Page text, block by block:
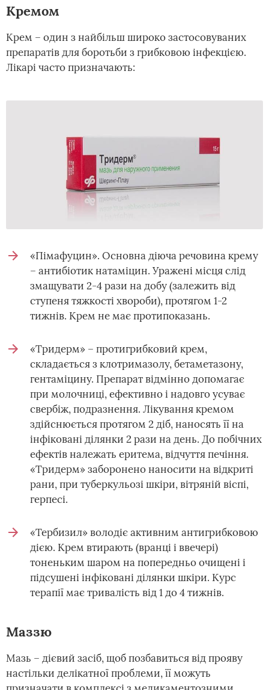
Кремом
Крем – один з найбільш широко застосовуваних
препаратів для боротьби з грибковою інфекцією.
Лікарі часто призначають:
«Пімафуцин». Основна діюча речовина крему
– антибіотик натаміцин. Уражені місця слід
змащувати 2-4 рази на добу (залежить від
ступеня тяжкості хвороби), протягом 1-2
тижнів. Крем не має протипоказань.
«Тридерм» – протигрибковий крем,
складається з клотримазолу, бетаметазону,
гентаміцину. Препарат відмінно допомагає
при молочниці, ефективно і надовго усуває
свербіж, подразнення. Лікування кремом
здійснюється протягом 2 діб, наносять її на
інфіковані ділянки 2 рази на день. До побічних
ефектів належать еритема, відчуття печіння.
«Тридерм» заборонено наносити на відкриті
рани, при туберкульозі шкіри, вітряній віспі,
герпесі.
«Тербизил» володіє активним антигрибковою
дією. Крем втирають (вранці і ввечері)
тоненьким шаром на попередньо очищені і
підсушені інфіковані ділянки шкіри. Курс
терапії має тривалість від 1 до 4 тижнів.
Маззю
Мазь – дієвий засіб, щоб позбавиться від прояву
настільки делікатної проблеми, її можуть